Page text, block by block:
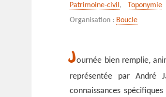
Patrimoine‑civil , Toponymie
Organisation : Boucle
Journée bien remplie,
représentée par André
connaissances